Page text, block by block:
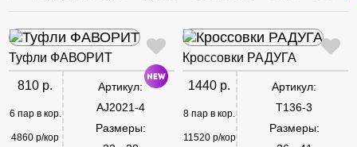
Туфли ФАВОРИТ
810 р.
6 пар в кор.
4860 р/кор
Артикул:
AJ2021-4
Размеры:
Кроссовки РАДУГА
1440 р.
8 пар в кор.
11520 р/кор
Артикул:
T136-3
Размеры: